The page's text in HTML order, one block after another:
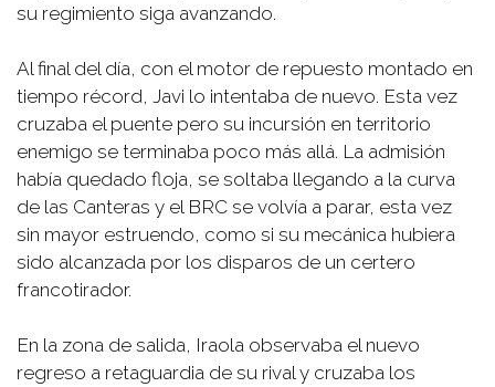
su regimiento siga avanzando.
Al final del día, con el motor de repuesto montado en
tiempo récord, Javi lo intentaba de nuevo. Esta vez
cruzaba el puente pero su incursión en territorio
enemigo se terminaba poco más allá. La admisión
había quedado floja, se soltaba llegando a la curva
de las Canteras y el BRC se volvía a parar, esta vez
sin mayor estruendo, como si su mecánica hubiera
sido alcanzada por los disparos de un certero
francotirador.
En la zona de salida, Iraola observaba el nuevo
regreso a retaguardia de su rival y cruzaba los